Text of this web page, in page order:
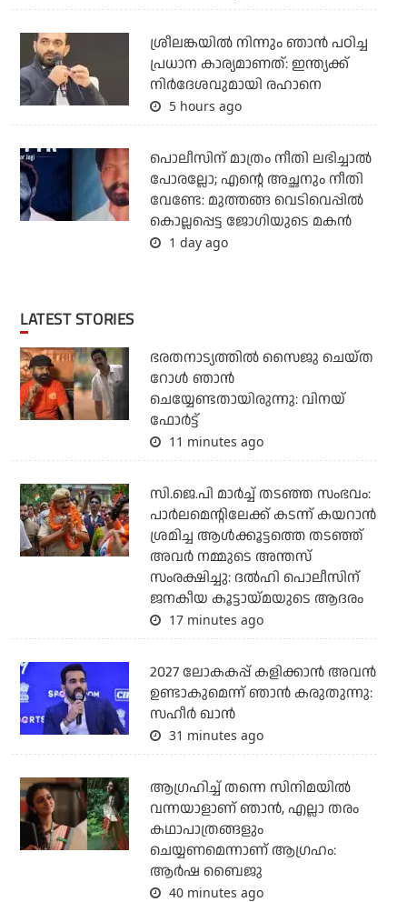
ശ്രീലങ്കയില്‍ നിന്നും ഞാന്‍ പഠിച്ച
പ്രധാന കാര്യമാണത്: ഇന്ത്യക്ക്
നിര്‍ദേശവുമായി രഹാനെ
5 hours ago
പൊലീസിന് മാത്രം നീതി ലഭിച്ചാല്‍
പോരല്ലോ; എന്റെ അച്ഛനും നീതി
വേണ്ടേ: മുത്തങ്ങ വെടിവെപ്പില്‍
കൊല്ലപ്പെട്ട ജോഗിയുടെ മകന്‍
1 day ago
LATEST STORIES
ഭരതനാട്യത്തിൽ സൈജു ചെയ്ത
റോൾ ഞാൻ
ചെയ്യേണ്ടതായിരുന്നു: വിനയ്
ഫോർട്ട്
11 minutes ago
സി.ജെ.പി മാര്‍ച്ച് തടഞ്ഞ സംഭവം:
പാര്‍ലമെന്റിലേക്ക് കടന്ന് കയറാന്‍
ശ്രമിച്ച ആള്‍ക്കൂട്ടത്തെ തടഞ്ഞ്
അവര്‍ നമ്മുടെ അന്തസ്
സംരക്ഷിച്ചു: ദല്‍ഹി പൊലീസിന്
ജനകീയ കൂട്ടായ്മയുടെ ആദരം
17 minutes ago
2027 ലോകകപ്പ് കളിക്കാന്‍ അവന്‍
ഉണ്ടാകുമെന്ന് ഞാന്‍ കരുതുന്നു:
സഹീര്‍ ഖാന്‍
31 minutes ago
ആഗ്രഹിച്ച് തന്നെ സിനിമയില്‍
വന്നയാളാണ് ഞാന്‍, എല്ലാ തരം
കഥാപാത്രങ്ങളും
ചെയ്യണമെന്നാണ് ആഗ്രഹം:
ആര്‍ഷ ബൈജു
40 minutes ago